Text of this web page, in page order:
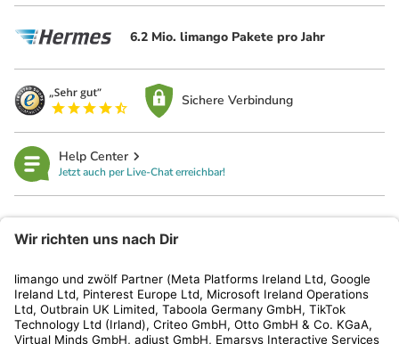
6.2 Mio. limango Pakete pro Jahr
Sichere Verbindung
Help Center
Jetzt auch per Live-Chat erreichbar!
Kundenservice